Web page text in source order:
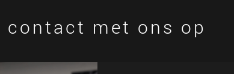
contact met ons op